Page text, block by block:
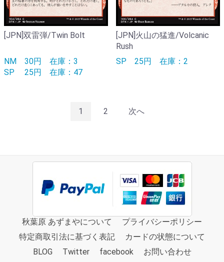
[JPN]双雷弾/Twin Bolt
NM 30円 在庫：3
SP
25円 在庫：47
[JPN]火山の猛進/Volcanic
Rush
SP 25円 在庫：2
1 2 次へ
秋葉原 あずまやについて
プライバシーポリシー
特定商取引法に基づく表記
カードの状態について
BLOG
Twitter facebook お問い合わせ